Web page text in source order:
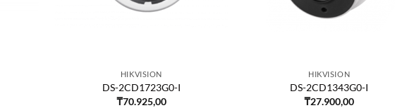
HIKVISION
DS-2CD1723G0-I
₸70.925,00
HIKVISION
DS-2CD1343G0-I
₸27.900,00